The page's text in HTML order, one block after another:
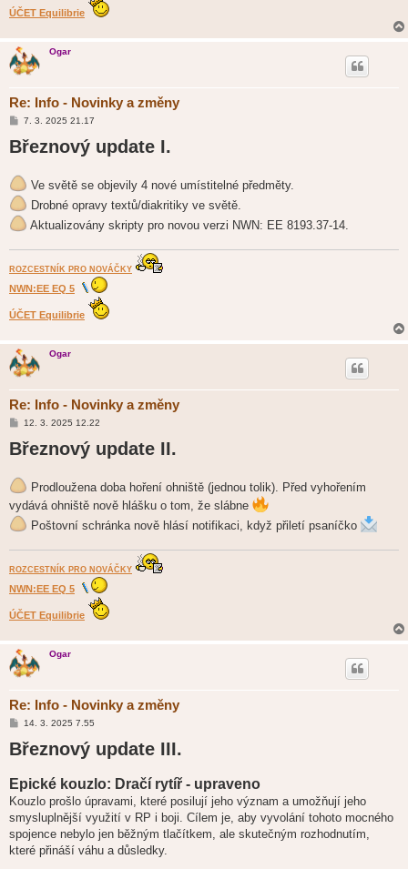
ÚČET Equilibrie
Ogar
Re: Info - Novinky a změny
P
í
s
ě
v
e
k
7. 3. 2025 21.17
Březnový update I.
Ve světě se objevily 4 nové umístitelné předměty.
Drobné opravy textů/diakritiky ve světě.
Aktualizovány skripty pro novou verzi NWN: EE 8193.37-14.
ROZCESTNÍK PRO NOVÁČKY
NWN:EE EQ 5
ÚČET Equilibrie
Ogar
Re: Info - Novinky a změny
P
í
s
ě
v
k
12. 3. 2025 12.22
Březnový update II.
Prodloužena doba hoření ohniště (jednou tolik). Před vyhořením
vydává ohniště nově hlášku o tom, že slábne
Poštovní schránka nově hlásí notifikaci, když přiletí psaníčko
ROZCESTNÍK PRO NOVÁČKY
NWN:EE EQ 5
ÚČET Equilibrie
Ogar
Re: Info - Novinky a změny
P
í
s
v
e
14. 3. 2025 7.55
Březnový update III.
Epické kouzlo: Dračí rytíř - upraveno
Kouzlo prošlo úpravami, které posilují jeho význam a umožňují jeho
smysluplnější využití v RP i boji. Cílem je, aby vyvolání tohoto mocného
spojence nebylo jen běžným tlačítkem, ale skutečným rozhodnutím,
které přináší váhu a důsledky.